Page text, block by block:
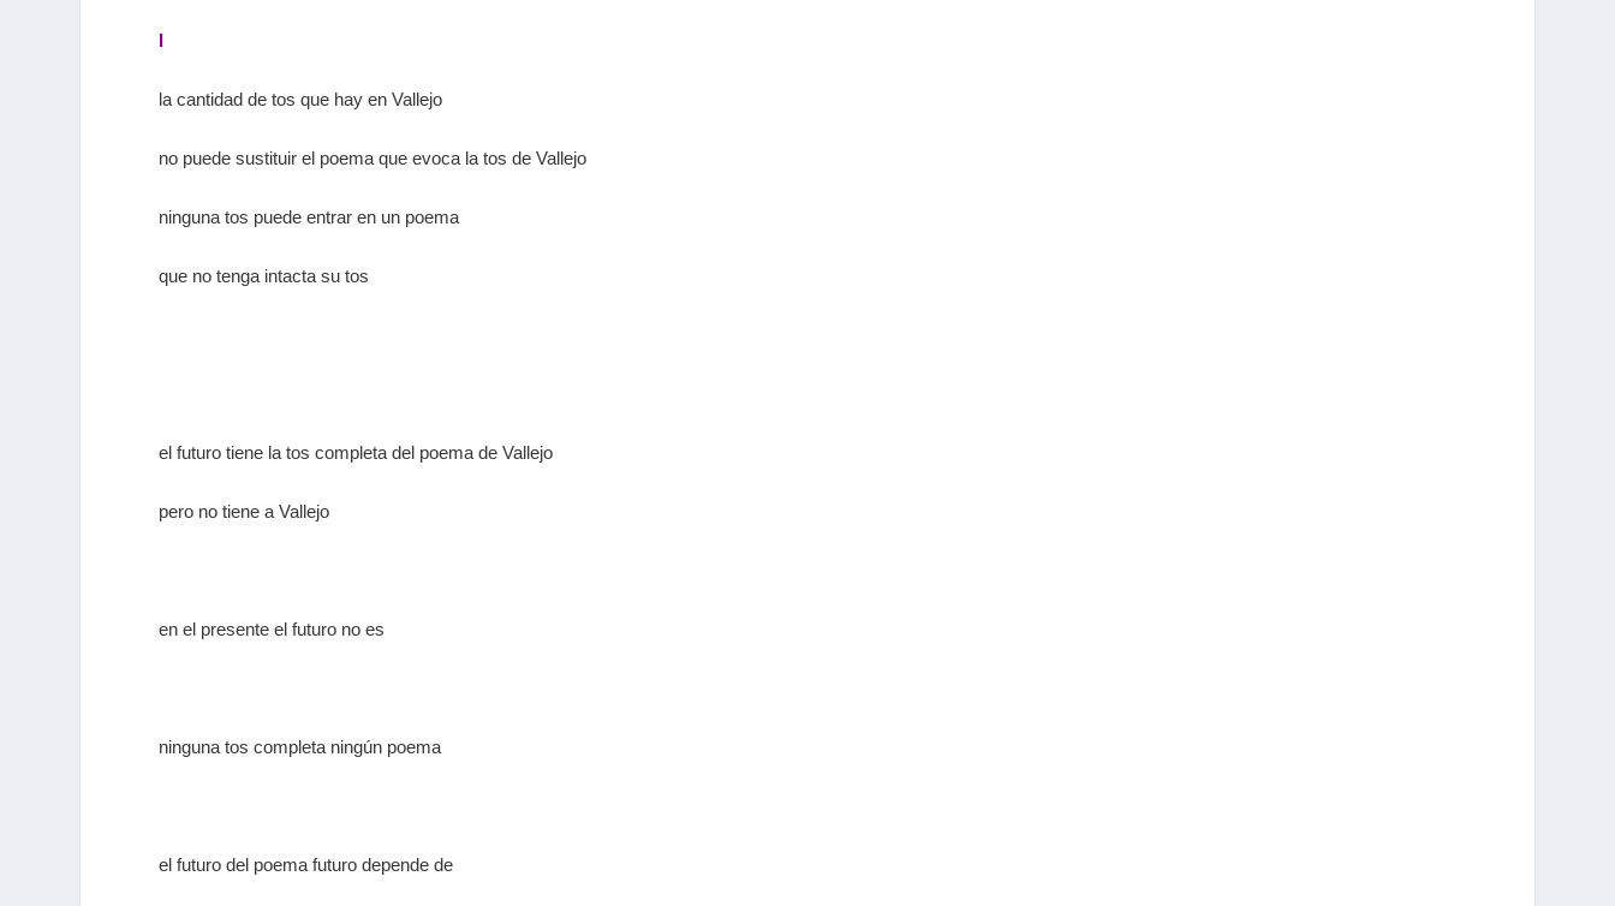
I
la cantidad de tos que hay en Vallejo
no puede sustituir el poema que evoca la tos de Vallejo
ninguna tos puede entrar en un poema
que no tenga intacta su tos
el futuro tiene la tos completa del poema de Vallejo
pero no tiene a Vallejo
en el presente el futuro no es
ninguna tos completa ningún poema
el futuro del poema futuro depende de